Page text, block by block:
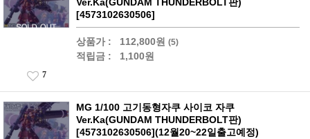
[4573102630506]
상품가 : 112,800원 (5)
적립금 : 1,100원
7
MG 1/100 고기동형자쿠 사이코 자쿠
Ver.Ka(GUNDAM THUNDERBOLT판)
[4573102630506](12월20~22일출고예정)